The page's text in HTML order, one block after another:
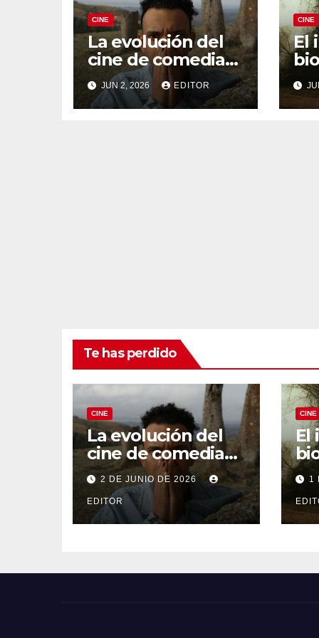
CINE
La evolución del
cine de comedia
negra: De Fargo a
Knives Out
JUN 2, 2026 EDITOR
CINE
El
Te has perdido
CINE
La evolución del
cine de comedia
negra: De Fargo a
Knives Out
2 DE JUNIO DE 2026
EDITOR
CINE
El
1